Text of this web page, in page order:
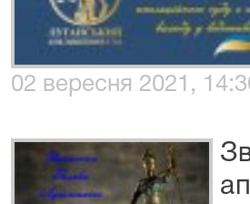
02 вересня 2021,